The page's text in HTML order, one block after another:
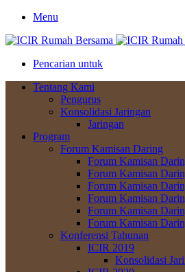
Menu
Pencarian untuk
Tentang Kami
Pengurus
Konsolidasi Jaringan
Jaringan
Program
Forum Kamisan Daring
Forum Kamisan
Forum Kamisan
Forum Kamisan
Forum Kamisan
Forum Kamisan
Forum Kamisan
Konferensi Tahunan
ICIR 2019
Konsolidasi